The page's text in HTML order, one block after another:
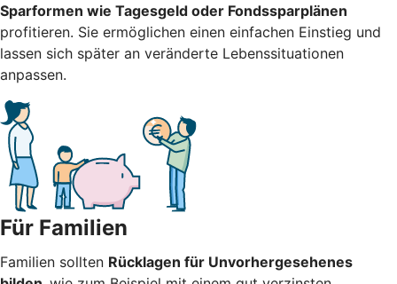
Sparformen wie Tagesgeld oder Fondssparplänen
profitieren. Sie ermöglichen einen einfachen Einstieg und
lassen sich später an veränderte Lebenssituationen
anpassen.
Für Familien
Familien sollten Rücklagen für Unvorhergesehenes